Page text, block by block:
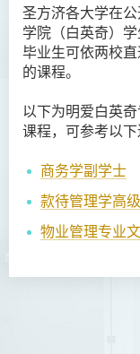
圣方济各大学在
学院 （白英奇）
毕业生可依两校
的课程。
以下为明爱白英
课程，可参考以下
商务学副学士
款待管理学高
物业管理专业